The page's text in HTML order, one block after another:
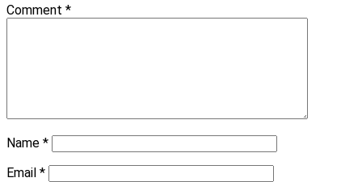
Comment *
Name *
Email *